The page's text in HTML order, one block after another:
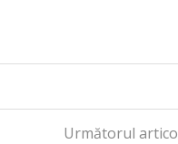
Următorul